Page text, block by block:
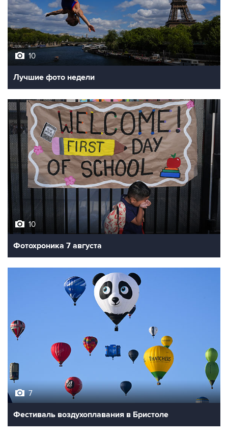
10
Лучшие фото недели
10
Фотохроника 7 августа
Фестиваль воздухоплавания в Бристоле